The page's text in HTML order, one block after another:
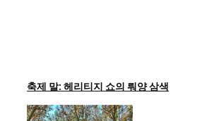
축제 말: 헤리티지 쇼의 뤄양 삼색